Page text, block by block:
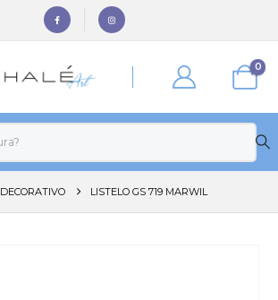
0
DECORATIVO LISTELO GS 719 MARWIL